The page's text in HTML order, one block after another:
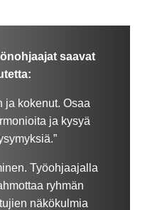
saavat
ja kokenut. Osaa
ja kysyä
Työohjaajalla
ryhmän
näkökulmia